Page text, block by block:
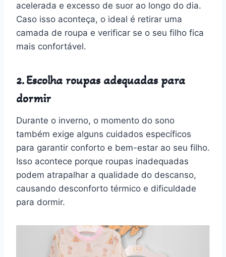
acelerada e excesso de suor ao longo do dia.
Caso isso aconteça, o ideal é retirar uma
camada de roupa e verificar se o seu filho fica
mais confortável.
2. Escolha roupas adequadas para
dormir
Durante o inverno, o momento do sono
também exige alguns cuidados específicos
para garantir conforto e bem-estar ao seu filho.
Isso acontece porque roupas inadequadas
podem atrapalhar a qualidade do descanso,
causando desconforto térmico e dificuldade
para dormir.